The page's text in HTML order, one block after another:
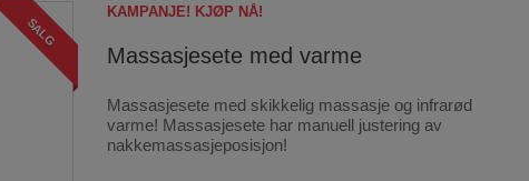
SALG
KAMPANJE! KJØP NÅ!
Massasjesete med varme
Massasjesete med skikkelig massasje og infrarød
varme! Massasjesete har manuell justering av
nakkemassasjeposisjon!